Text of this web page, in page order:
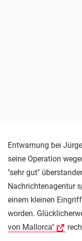
Entwarnung bei
seine Operation
"sehr gut"
Nachrichtenagentur
einem kleinen
worden.
von Mallorca"